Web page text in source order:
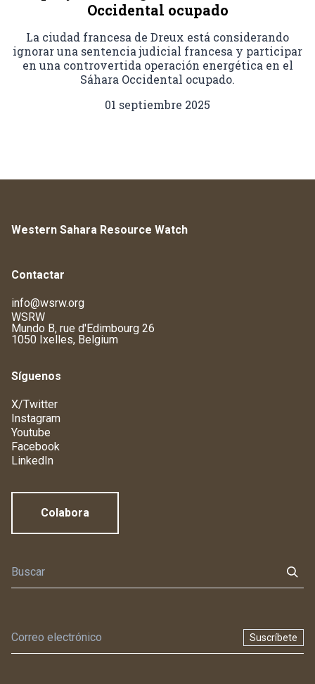
Occidental ocupado
La ciudad francesa de Dreux está considerando
ignorar una sentencia judicial francesa y participar
en una controvertida operación energética en el
Sáhara Occidental ocupado.
01 septiembre 2025
Western Sahara Resource Watch
Contactar
info@wsrw.org
WSRW
Mundo B, rue d'Edimbourg 26
1050 Ixelles, Belgium
Síguenos
X/Twitter
Instagram
Youtube
Facebook
LinkedIn
Colabora
Suscríbete